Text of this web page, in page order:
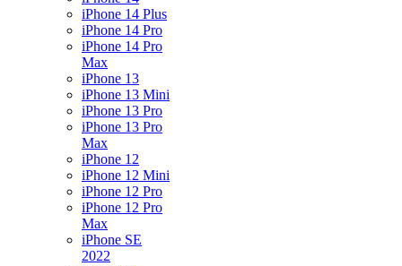
iPhone 14 Plus
iPhone 14 Pro
iPhone 14 Pro
Max
iPhone 13
iPhone 13 Mini
iPhone 13 Pro
iPhone 13 Pro
Max
iPhone 12
iPhone 12 Mini
iPhone 12 Pro
iPhone 12 Pro
Max
iPhone SE
2022